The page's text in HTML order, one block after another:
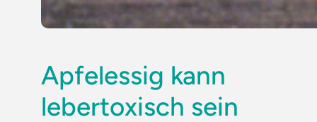
Apfelessig kann
lebertoxisch sein